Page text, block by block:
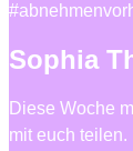
Sophia
Diese Woche
mit euch